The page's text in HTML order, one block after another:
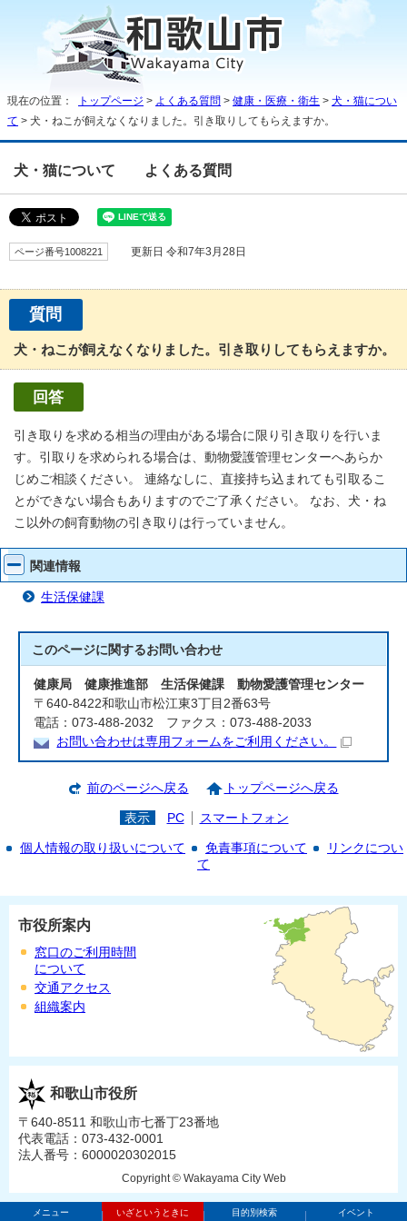
現在の位置： トップページ > よくある質問 > 健康・医療・衛生 > 犬・猫につい
て > 犬・ねこが飼えなくなりました。引き取りしてもらえますか。
犬・猫について よくある質問
ページ番号1008221 更新日 令和7年3月28日
質問
犬・ねこが飼えなくなりました。引き取りしてもらえますか。
回答
引き取りを求める相当の理由がある場合に限り引き取りを行いま
す。引取りを求められる場合は、動物愛護管理センターへあらか
じめご相談ください。 連絡なしに、直接持ち込まれても引取るこ
とができない場合もありますのでご了承ください。 なお、犬・ね
こ以外の飼育動物の引き取りは行っていません。
関連情報
生活保健課
このページに関するお問い合わせ
健康局 健康推進部 生活保健課 動物愛護管理センター
〒640-8422和歌山市松江東3丁目2番63号
電話：073-488-2032 ファクス：073-488-2033
お問い合わせは専用フォームをご利用ください。
前のページへ戻る トップページへ戻る
表示 PC スマートフォン
個人情報の取り扱いについて 免責事項について
リンクについ
て
メニュー いざというときに 目的別検索 イベント
市役所案内
窓口のご利用時間
について
交通アクセス
組織案内
和歌山市役所
〒640-8511 和歌山市七番丁23番地
代表電話：073-432-0001
法人番号：6000020302015
Copyright © Wakayama City Web